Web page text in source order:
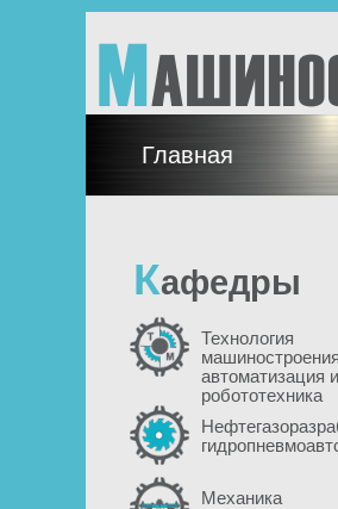
М
Главная
Кафедры
Технология
автоматизация и
робототехника
Механика